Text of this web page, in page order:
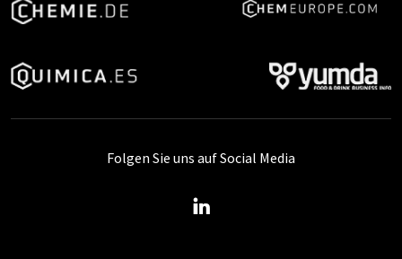
Folgen Sie uns auf Social Media